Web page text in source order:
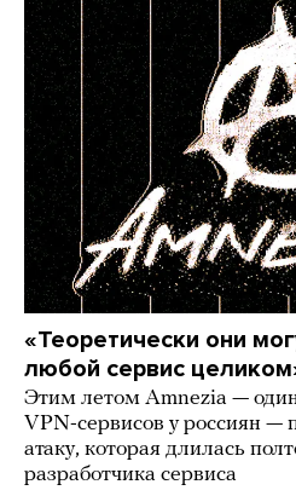
«Теоретически они
любой сервис
Этим летом Amnezia —
VPN-сервисов у россиян
атаку, которая длилась
разработчика сервиса